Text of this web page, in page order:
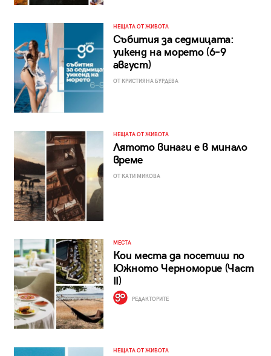
НЕЩАТА ОТ ЖИВОТА
Събития за седмицата:
уикенд на морето (6–9
август)
ОТ КРИСТИЯНА БУРДЕВА
НЕЩАТА ОТ ЖИВОТА
Лятото винаги е в минало
време
ОТ КАТИ МИКОВА
МЕСТА
Кои места да посетиш по
Южното Черноморие (Част
II)
РЕДАКТОРИТЕ
НЕЩАТА ОТ ЖИВОТА